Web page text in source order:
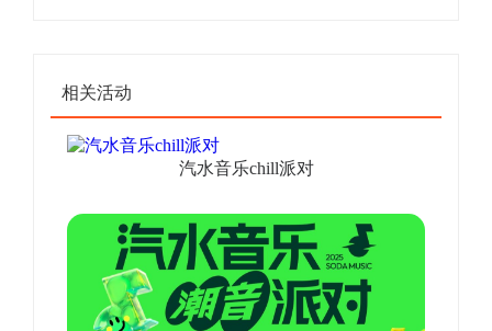
相关活动
汽水音乐chill派对